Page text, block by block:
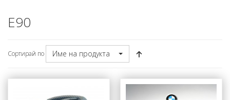
E90
Сортирай по Име на продукта